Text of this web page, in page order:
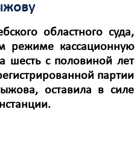
областного суда,
режиме кассационную
шесть с половиной лет
партии
оставила в силе